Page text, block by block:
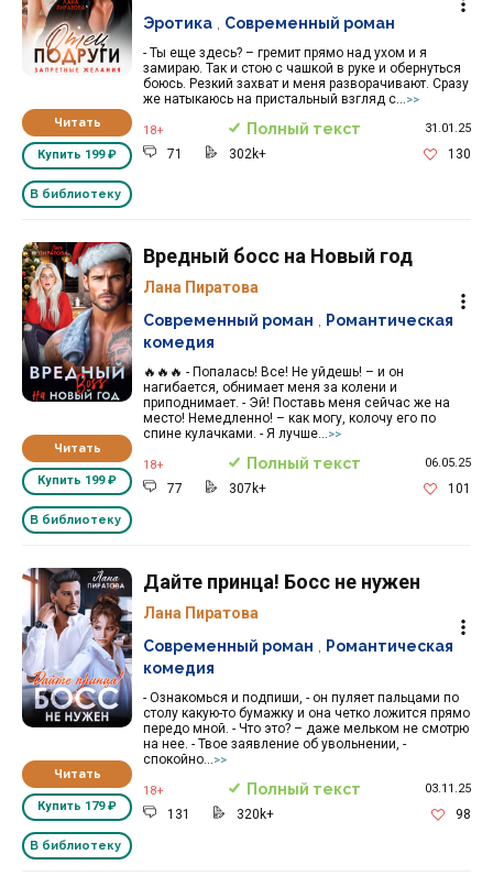
Читать
Купить 199 ₽
В библиотеку
- Ты еще здесь? – гремит прямо над ухом и я
замираю. Так и стою с чашкой в руке и обернуться
боюсь. Резкий захват и меня разворачивают. Сразу
же натыкаюсь на пристальный взгляд с...
>>
Эротика Современный роман
18+ Полный текст 31.01.25
71 302k+ 130
Читать
Купить 199 ₽
В библиотеку
Вредный босс на Новый год
Лана Пиратова
🔥🔥🔥 - Попалась! Все! Не уйдешь! – и он
нагибается, обнимает меня за колени и
приподнимает. - Эй! Поставь меня сейчас же на
место! Немедленно! – как могу, колочу его по
спине кулачками. - Я лучше...
>>
Современный роман
Романтическая
комедия
18+ Полный текст 06.05.25
77 307k+ 101
Читать
Купить 179 ₽
В библиотеку
Дайте принца! Босс не нужен
Лана Пиратова
- Ознакомься и подпиши, - он пуляет пальцами по
столу какую-то бумажку и она четко ложится прямо
передо мной. - Что это? – даже мельком не смотрю
на нее. - Твое заявление об увольнении, -
спокойно...
>>
Современный роман
Романтическая
комедия
18+ Полный текст 03.11.25
131 320k+ 98